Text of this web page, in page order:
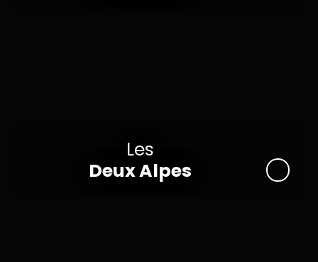
Les
Deux Alpes